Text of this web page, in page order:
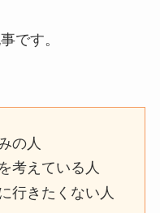
です。
の人
考えている人
行きたくない人